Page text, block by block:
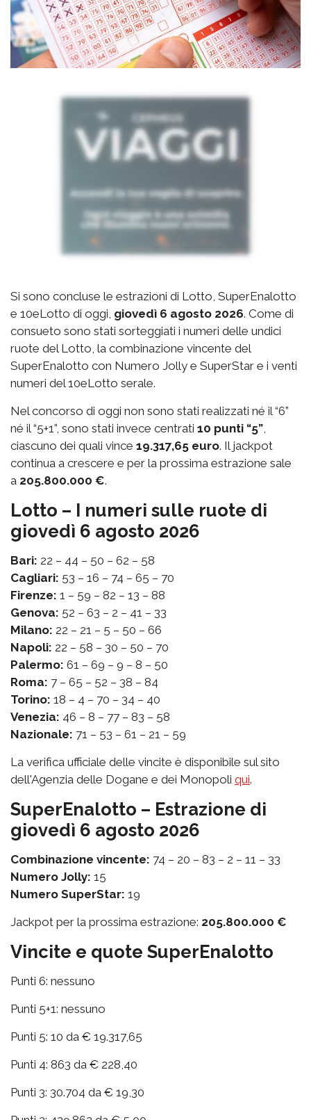
Si sono concluse le estrazioni di Lotto, SuperEnalotto
e 10eLotto di oggi, giovedì 6 agosto 2026. Come di
consueto sono stati sorteggiati i numeri delle undici
ruote del Lotto, la combinazione vincente del
SuperEnalotto con Numero Jolly e SuperStar e i venti
numeri del 10eLotto serale.
Nel concorso di oggi non sono stati realizzati né il “6”
né il “5+1”, sono stati invece centrati 10 punti “5”,
ciascuno dei quali vince 19.317,65 euro. Il jackpot
continua a crescere e per la prossima estrazione sale
a 205.800.000 €.
Lotto – I numeri sulle ruote di
giovedì 6 agosto 2026
Bari: 22 – 44 – 50 – 62 – 58
Cagliari: 53 – 16 – 74 – 65 – 70
Firenze: 1 – 59 – 82 – 13 – 88
Genova: 52 – 63 – 2 – 41 – 33
Milano: 22 – 21 – 5 – 50 – 66
Napoli: 22 – 58 – 30 – 50 – 70
Palermo: 61 – 69 – 9 – 8 – 50
Roma: 7 – 65 – 52 – 38 – 84
Torino: 18 – 4 – 70 – 34 – 40
Venezia: 46 – 8 – 77 – 83 – 58
Nazionale: 71 – 53 – 61 – 21 – 59
La verifica ufficiale delle vincite è disponibile sul sito
dell'Agenzia delle Dogane e dei Monopoli qui.
SuperEnalotto – Estrazione di
giovedì 6 agosto 2026
Combinazione vincente: 74 – 20 – 83 – 2 – 11 – 33
Numero Jolly: 15
Numero SuperStar: 19
Jackpot per la prossima estrazione: 205.800.000 €
Vincite e quote SuperEnalotto
Punti 6: nessuno
Punti 5+1: nessuno
Punti 5: 10 da € 19.317,65
Punti 4: 863 da € 228,40
Punti 3: 30.704 da € 19,30